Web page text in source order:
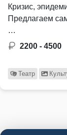
Кризис,
Предлагаем
…
2200 - 4500
Театр